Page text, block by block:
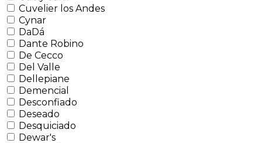
Cuvelier los Andes
Cynar
DaDá
Dante Robino
De Cecco
Del Valle
Dellepiane
Demencial
Desconfiado
Deseado
Desquiciado
Dewar's